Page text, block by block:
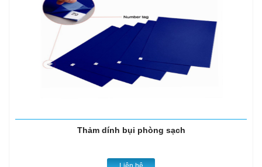
Thảm dính bụi phòng sạch